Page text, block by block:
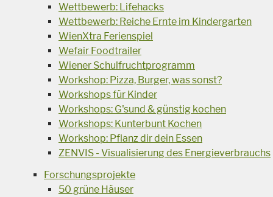
Wettbewerb: Lifehacks
Wettbewerb: Reiche Ernte im Kindergarten
WienXtra Ferienspiel
Wefair Foodtrailer
Wiener Schulfruchtprogramm
Workshop: Pizza, Burger, was sonst?
Workshops für Kinder
Workshops: G'sund & günstig kochen
Workshops: Kunterbunt Kochen
Workshop: Pflanz dir dein Essen
ZENVIS - Visualisierung des Energieverbrauchs
Forschungsprojekte
50 grüne Häuser